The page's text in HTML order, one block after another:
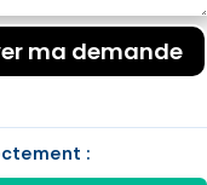
ma demande
: